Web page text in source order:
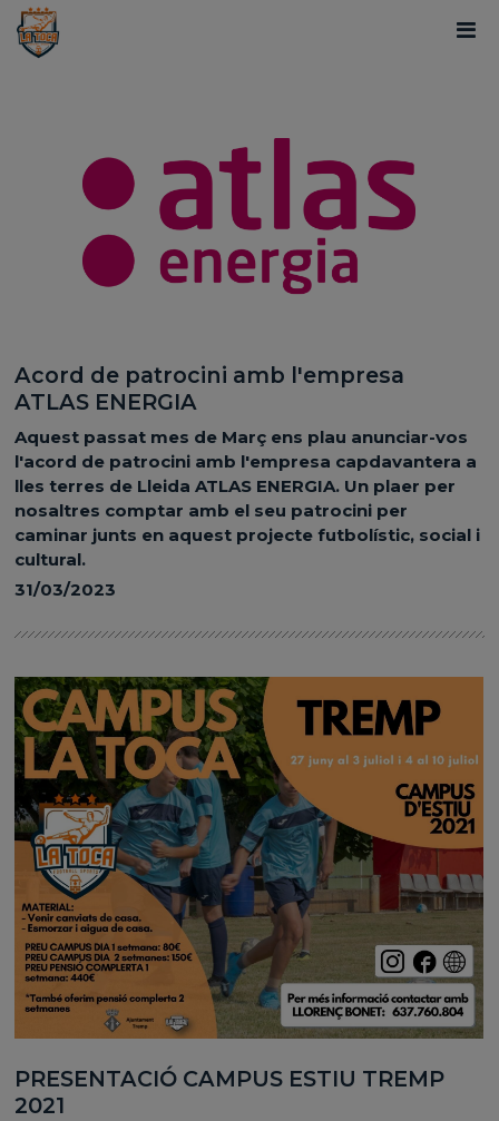
Acord de patrocini amb l'empresa
ATLAS ENERGIA
Aquest passat mes de Març ens plau anunciar-vos
l'acord de patrocini amb l'empresa capdavantera a
lles terres de Lleida ATLAS ENERGIA. Un plaer per
nosaltres comptar amb el seu patrocini per
caminar junts en aquest projecte futbolístic, social i
cultural.
31/03/2023
PRESENTACIÓ CAMPUS ESTIU TREMP
2021